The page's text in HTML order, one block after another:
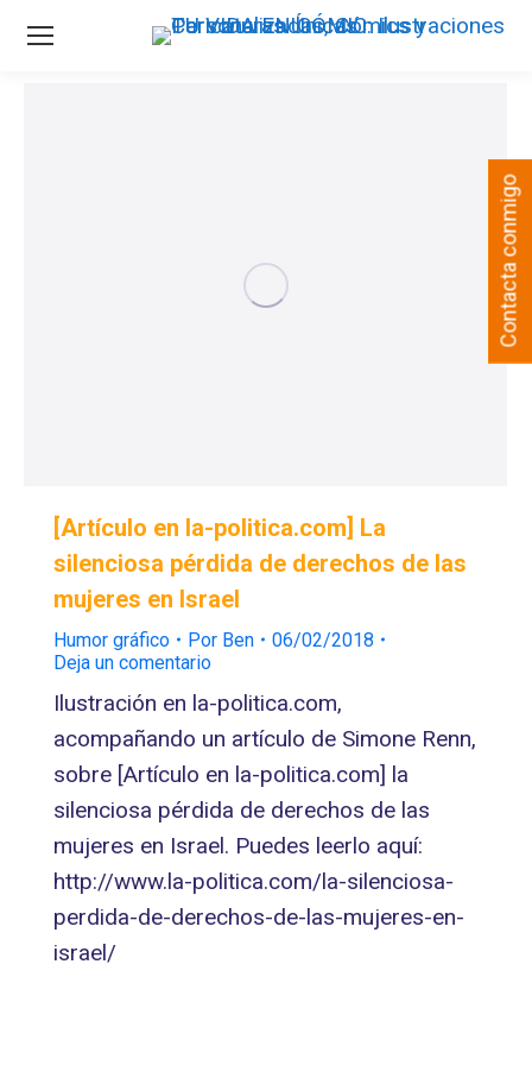
[Artículo en la-politica.com] La
silenciosa pérdida de derechos de las
mujeres en Israel
Humor gráfico Por Ben
06/02/2018
Deja un comentario
Ilustración en la-politica.com,
acompañando un artículo de Simone Renn,
sobre [Artículo en la-politica.com] la
silenciosa pérdida de derechos de las
mujeres en Israel. Puedes leerlo aquí:
http://www.la-politica.com/la-silenciosa-
perdida-de-derechos-de-las-mujeres-en-
israel/
Contacta conmigo